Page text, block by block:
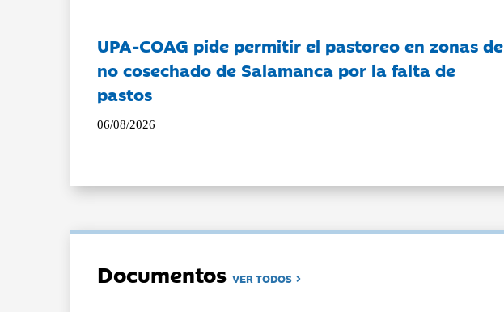
UPA-COAG pide permitir el pastoreo en zonas de
no cosechado de Salamanca por la falta de
pastos
06/08/2026
DocumentosVER TODOS